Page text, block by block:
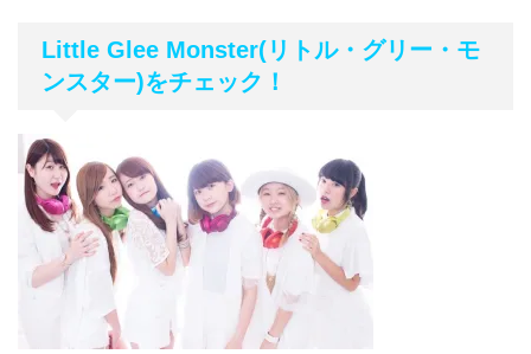
Little Glee Monster(リトル・グリー・モ
ンスター)をチェック！